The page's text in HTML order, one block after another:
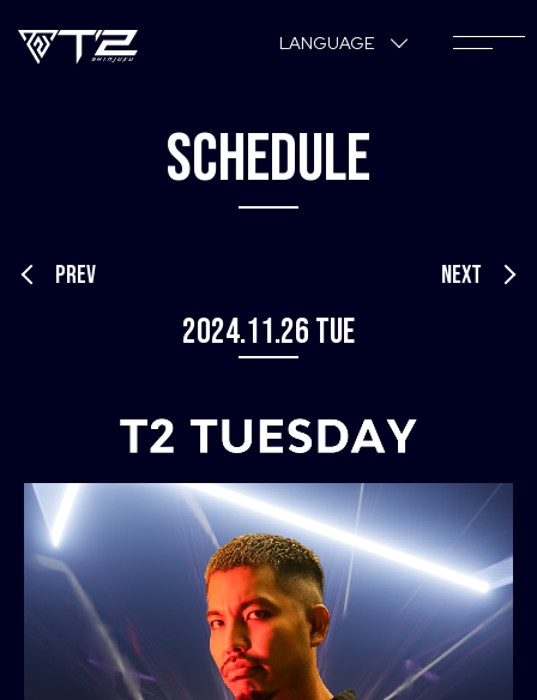
LANGUAGE
SCHEDULE
PREV
2024.11.26 Tue
NEXT